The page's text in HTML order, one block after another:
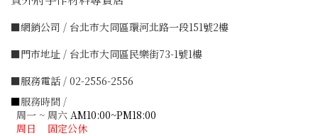
■網銷公司 / 台北市大同區環河北路一段151號2樓
■門市地址 / 台北市大同區民樂街73-1號1樓
■服務電話 / 02-2556-2556
■服務時間 /
周一 ~ 周六 AM10:00~PM18:00
周日 固定公休